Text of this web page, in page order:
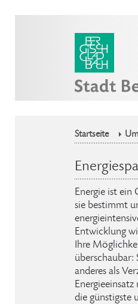
Startseite
Energie ist ein
sie bestimmt
Entwicklung
Ihre
überschaubar:
anderes als
die günstigste